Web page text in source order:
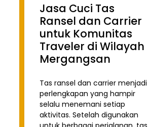
Jasa Cuci Tas
Ransel dan Carrier
untuk Komunitas
Traveler di Wilayah
Mergangsan
Tas ransel dan carrier menjadi
perlengkapan yang hampir
selalu menemani setiap
aktivitas. Setelah digunakan